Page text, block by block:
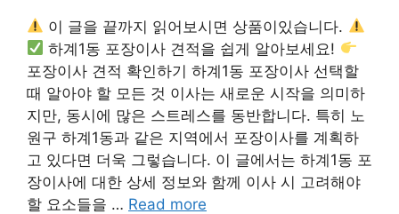
이 글을 끝까지 읽어보시면 상품이있습니다.
하계1동 포장이사 견적을 쉽게 알아보세요!
포장이사 견적 확인하기 하계1동 포장이사 선택할
때 알아야 할 모든 것 이사는 새로운 시작을 의미하
지만, 동시에 많은 스트레스를 동반합니다. 특히 노
원구 하계1동과 같은 지역에서 포장이사를 계획하
고 있다면 더욱 그렇습니다. 이 글에서는 하계1동 포
장이사에 대한 상세 정보와 함께 이사 시 고려해야
할 요소들을 … Read more